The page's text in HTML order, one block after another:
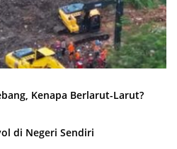
Kenapa Berlarut-Larut?
di Negeri Sendiri